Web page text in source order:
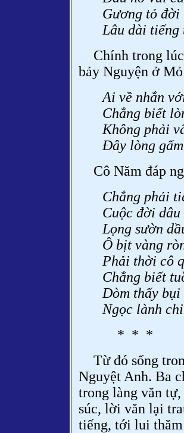
Gương tỏ đời
Lâu dài tiếng
Chính trong
bảy Nguyện ở
Ai về nhắn
Chẳng biết
Không phải
Đây lòng
Cô Năm đáp
Chắng phải
Cuộc đời
Lọng sườn
Ô bịt vàng
Phải thời cô
Chẳng biết
Dòm thấy
Ngọc lành
* * *
Từ đó sống
Nguyệt Anh. Ba
trong làng văn
súc, lời văn lại
tiếng, tới lui